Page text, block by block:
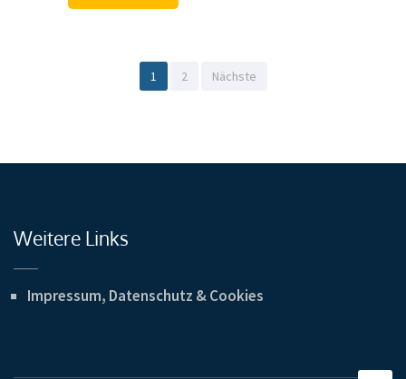
Seitennummerierung
Seite
1 Seite
2 Nächste
Weitere Links
Impressum, Datenschutz & Cookies